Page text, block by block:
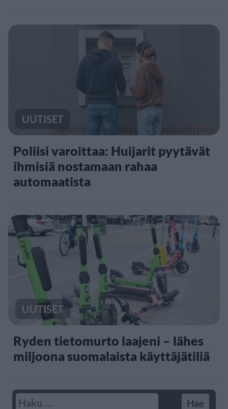
UUTISET
Poliisi varoittaa: Huijarit pyytävät
ihmisiä nostamaan rahaa
automaatista
UUTISET
Ryden tietomurto laajeni – lähes
miljoona suomalaista käyttäjätiliä